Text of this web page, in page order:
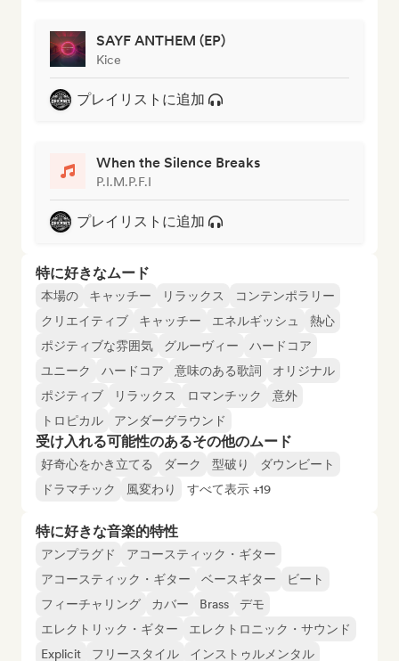
SAYF ANTHEM (EP)
Kice
プレイリストに追加
When the Silence Breaks
P.I.M.P.F.I
プレイリストに追加
特に好きなムード
本場の キャッチー リラックス
コンテンポラリー
クリエイティブ
キャッチー エネルギッシュ
熱心
ポジティブな雰囲気
グルーヴィー
ハードコア
ユニーク
ハードコア 意味のある歌詞
オリジナル
ポジティブ
リラックス ロマンチック
意外
トロピカル
アンダーグラウンド
受け入れる可能性のあるその他のムード
好奇心をかき立てる ダーク 型破り
ダウンビート
ドラマチック
風変わり すべて表示 +19
特に好きな音楽的特性
アンプラグド
アコースティック・ギター
アコースティック・ギター
ベースギター
ビート
フィーチャリング
カバー Brass
デモ
エレクトリック・ギター
エレクトロニック・サウンド
Explicit
フリースタイル インストゥルメンタル